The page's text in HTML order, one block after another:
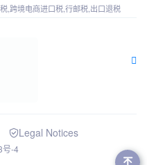
,跨境电商进口税,行邮税,出口退税
Legal Notices
号-4